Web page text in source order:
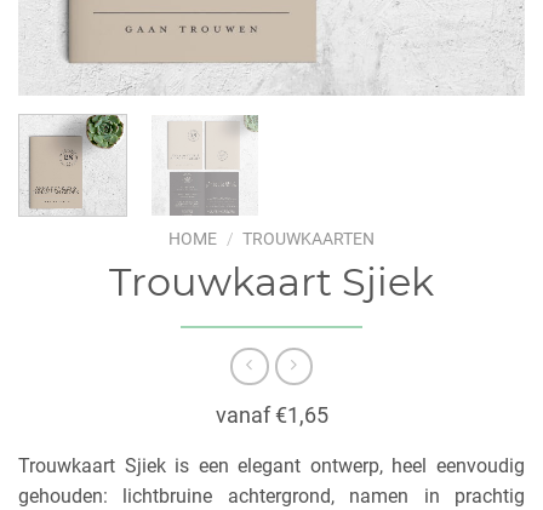
HOME / TROUWKAARTEN
Trouwkaart Sjiek
vanaf €1,65
Trouwkaart Sjiek is een elegant ontwerp, heel eenvoudig
gehouden: lichtbruine achtergrond, namen in prachtig